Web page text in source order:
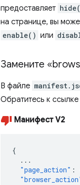
предоставляет
на странице, вы
enable() или
Замените
В файле
Обратитесь к ссылке
Манифест V2
{
...
"page_action" :